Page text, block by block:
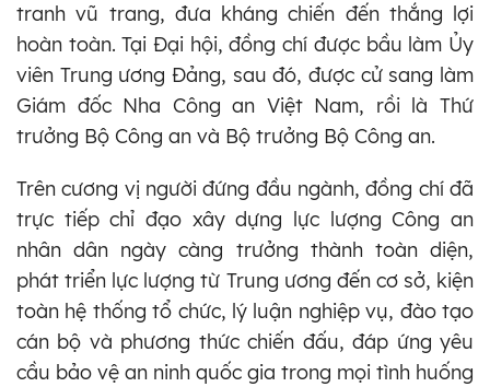
tranh vũ trang, đưa kháng chiến đến thắng lợi
hoàn toàn. Tại Đại hội, đồng chí được bầu làm Ủy
viên Trung ương Đảng, sau đó, được cử sang làm
Giám đốc Nha Công an Việt Nam, rồi là Thứ
trưởng Bộ Công an và Bộ trưởng Bộ Công an.
Trên cương vị người đứng đầu ngành, đồng chí đã
trực tiếp chỉ đạo xây dựng lực lượng Công an
nhân dân ngày càng trưởng thành toàn diện,
phát triển lực lượng từ Trung ương đến cơ sở, kiện
toàn hệ thống tổ chức, lý luận nghiệp vụ, đào tạo
cán bộ và phương thức chiến đấu, đáp ứng yêu
cầu bảo vệ an ninh quốc gia trong mọi tình huống